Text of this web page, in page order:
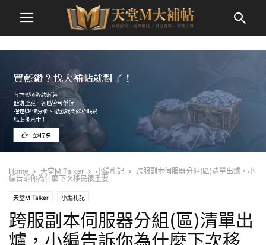
Home 天堂M Talker 小編札記
跨服副本伺服器分組(區)清單出爐，小
編告訴你為什麼下次移民很重要
天堂M Talker 小編札記
跨服副本伺服器分組(區)清單出
爐，小編告訴你為什麼下次移